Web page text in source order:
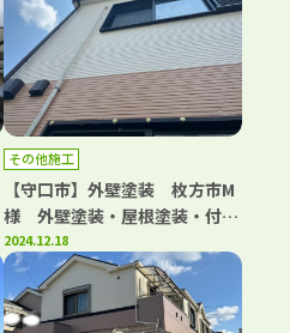
その他施工
【守口市】外壁塗装 枚方市M
様 外壁塗装・屋根塗装・付帯
部塗装・シーリング工事 アビ
リティペイント
2024.12.18